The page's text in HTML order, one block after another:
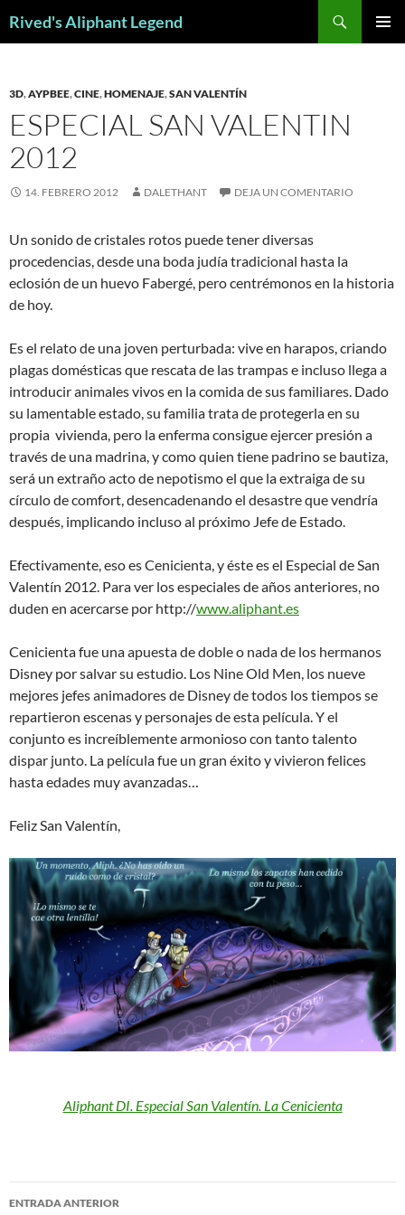
Rived's Aliphant Legend
3D,AYPBEE,CINE,HOMENAJE,SAN VALENTÍN
ESPECIAL SAN VALENTIN
2012
14. FEBRERO 2012 DALETHANT DEJA UN COMENTARIO
Un sonido de cristales rotos puede tener diversas
procedencias, desde una boda judía tradicional hasta la
eclosión de un huevo Fabergé, pero centrémonos en la historia
de hoy.
Es el relato de una joven perturbada: vive en harapos, criando
plagas domésticas que rescata de las trampas e incluso llega a
introducir animales vivos en la comida de sus familiares. Dado
su lamentable estado, su familia trata de protegerla en su
propia vivienda, pero la enferma consigue ejercer presión a
través de una madrina, y como quien tiene padrino se bautiza,
será un extraño acto de nepotismo el que la extraiga de su
círculo de comfort, desencadenando el desastre que vendría
después, implicando incluso al próximo Jefe de Estado.
Efectivamente, eso es Cenicienta, y éste es el Especial de San
Valentín 2012. Para ver los especiales de años anteriores, no
duden en acercarse por http://www.aliphant.es
Cenicienta fue una apuesta de doble o nada de los hermanos
Disney por salvar su estudio. Los Nine Old Men, los nueve
mejores jefes animadores de Disney de todos los tiempos se
repartieron escenas y personajes de esta película. Y el
conjunto es increíblemente armonioso con tanto talento
dispar junto. La película fue un gran éxito y vivieron felices
hasta edades muy avanzadas…
Feliz San Valentín,
Aliphant DI. Especial San Valentín. La Cenicienta
Navegación
ENTRADA ANTERIOR